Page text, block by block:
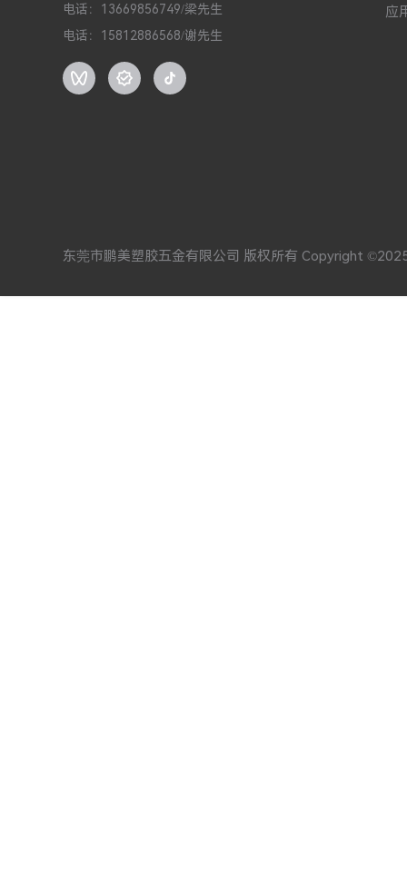
电话：13669856749/梁先生
电话：15812886568/谢先生
应
东莞市鹏美塑胶五金有限公司 版权所有 Copyright